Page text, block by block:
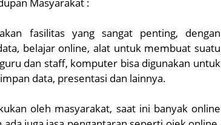
fasilitas yang sangat penting, dengan
belajar online, alat untuk membuat suatu
dan staff, komputer bisa digunakan untuk
data, presentasi dan lainnya.
oleh masyarakat, saat ini banyak online